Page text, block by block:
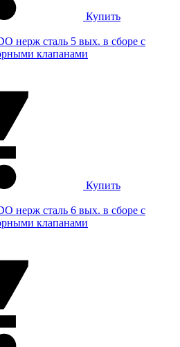
Купить
нерж сталь 5 вых. в сборе с
клапанами
Купить
нерж сталь 6 вых. в сборе с
клапанами